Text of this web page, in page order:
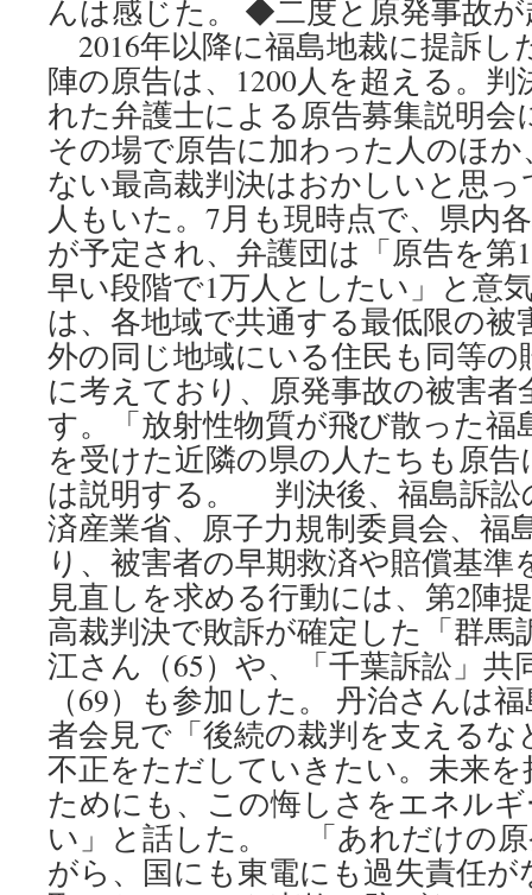
んは感じた。 ◆二度と原発事故
2016年以降に福島地裁に提訴し
陣の原告は、1200人を超える。
れた弁護士による原告募集説明会
その場で原告に加わった人のほ
ない最高裁判決はおかしいと思
人もいた。7月も現時点で、県内
が予定され、弁護団は「原告を第
早い段階で1万人としたい」と意
は、各地域で共通する最低限の被
外の同じ地域にいる住民も同等
に考えており、原発事故の被害者
す。「放射性物質が飛び散った福
を受けた近隣の県の人たちも原
は説明する。 判決後、福島訴訟
済産業省、原子力規制委員会、福
り、被害者の早期救済や賠償基準
見直しを求める行動には、第2陣
高裁判決で敗訴が確定した「群馬
江さん（65）や、「千葉訴訟」共
（69）も参加した。 丹治さんは
者会見で「後続の裁判を支える
不正をただしていきたい。未来
ためにも、この悔しさをエネル
い」と話した。 「あれだけの原
がら、国にも東電にも過失責任